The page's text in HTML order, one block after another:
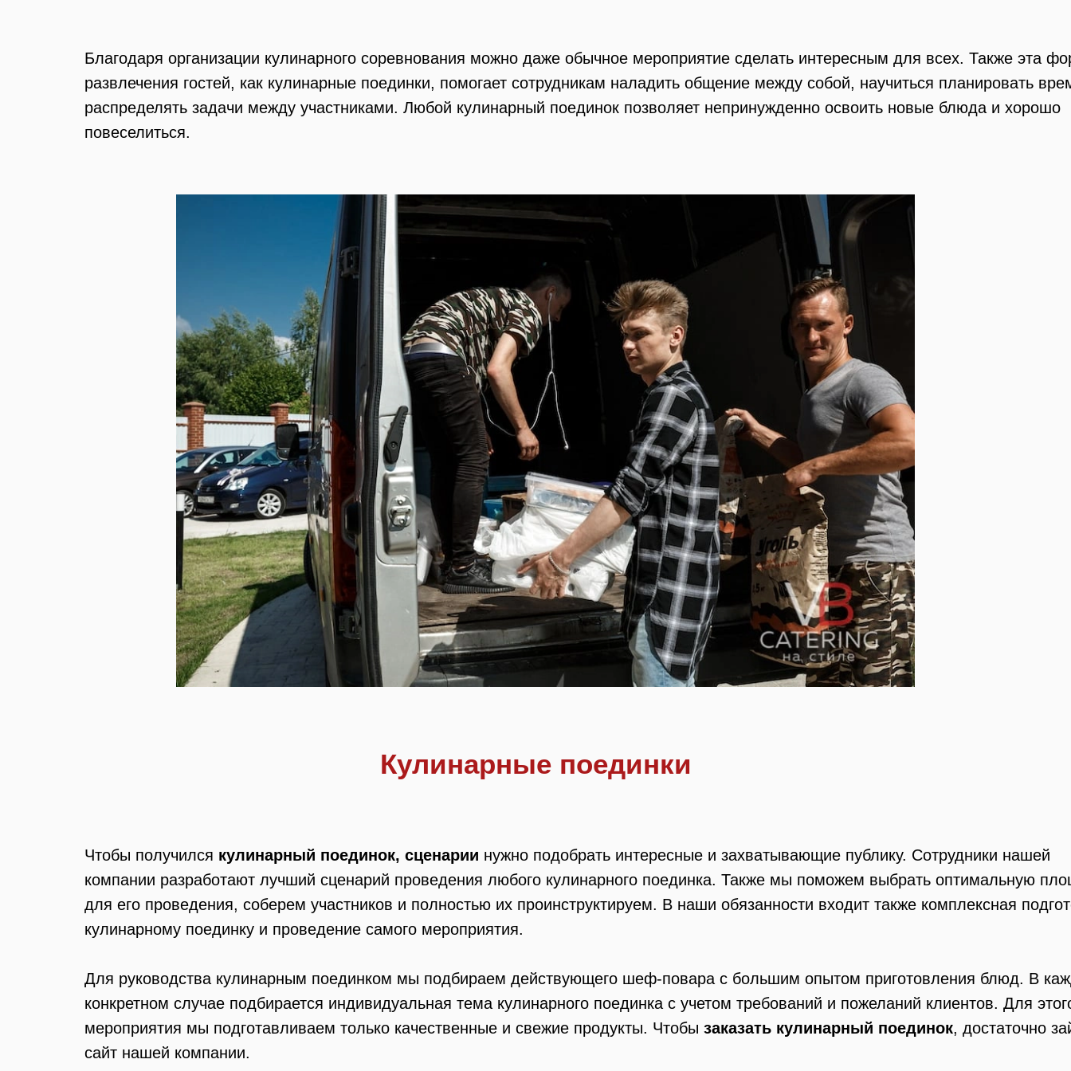
Благодаря организации кулинарного соревнования можно даже обычное мероприятие сделать интересным для всех. Также эта
развлечения гостей, как кулинарные поединки, помогает сотрудникам наладить общение между собой, научиться планировать
распределять задачи между участниками. Любой кулинарный поединок позволяет непринужденно освоить новые блюда и хорошо
повеселиться.
Кулинарные поединки
Чтобы получился кулинарный поединок, сценарии нужно подобрать интересные и захватывающие публику. Сотрудники нашей
компании разработают лучший сценарий проведения любого кулинарного поединка. Также мы поможем выбрать оптимальную
для его проведения, соберем участников и полностью их проинструктируем. В наши обязанности входит также комплексная
кулинарному поединку и проведение самого мероприятия.
Для руководства кулинарным поединком мы подбираем действующего шеф-повара с большим опытом приготовления блюд. В
конкретном случае подбирается индивидуальная тема кулинарного поединка с учетом требований и пожеланий клиентов. Для
мероприятия мы подготавливаем только качественные и свежие продукты. Чтобы заказать кулинарный поединок, достаточно
сайт нашей компании.